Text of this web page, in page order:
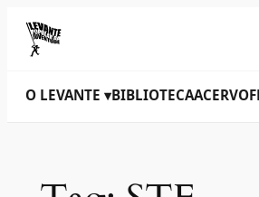
O LEVANTE ▾BIBLIOTECAACERVO